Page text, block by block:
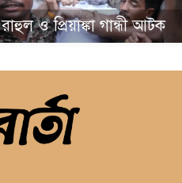
রাহুল ও প্রিয়াঙ্কা গান্ধী আটক